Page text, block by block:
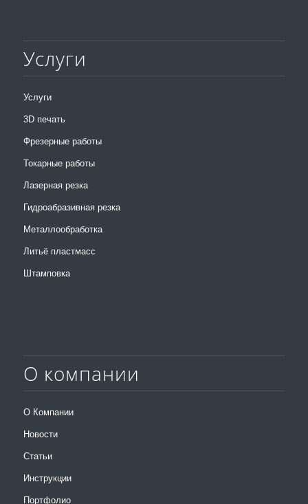
Услуги
Услуги
3D печать
Фрезерные работы
Токарные работы
Лазерная резка
Гидроабразивная резка
Металлообработка
Литьё пластмасс
Штамповка
О компании
О Компании
Новости
Статьи
Инструкции
Портфолио